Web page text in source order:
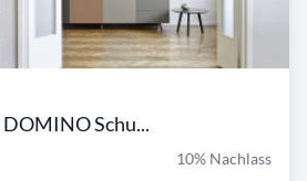
DOMINO Schu...
10% Nachlass